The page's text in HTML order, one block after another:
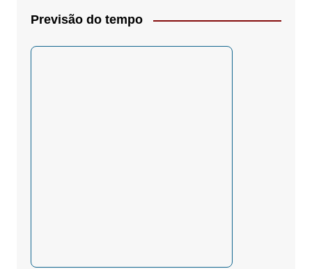
Previsão do tempo